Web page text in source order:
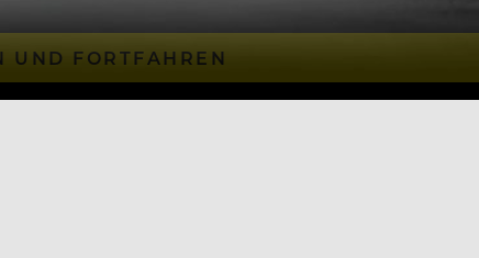
UND FORTFAHREN